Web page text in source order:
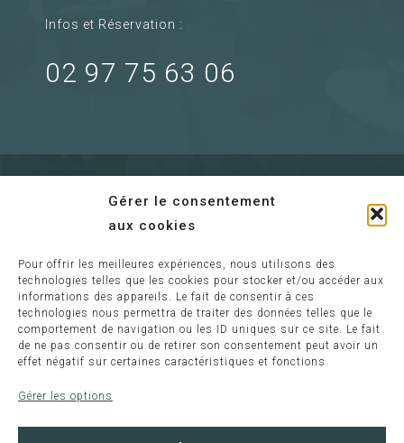
Gérer le consentement
aux cookies
Pour offrir les meilleures expériences, nous utilisons des
technologies telles que les cookies pour stocker et/ou accéder aux
informations des appareils. Le fait de consentir à ces
technologies nous permettra de traiter des données telles que le
comportement de navigation ou les ID uniques sur ce site. Le fait
de ne pas consentir ou de retirer son consentement peut avoir un
effet négatif sur certaines caractéristiques et fonctions.
Gérer les options
Infos et Réservation :
02 97 75 63 06
Envoyer un mail
Information :
relaisdeloust@wanadoo.fr